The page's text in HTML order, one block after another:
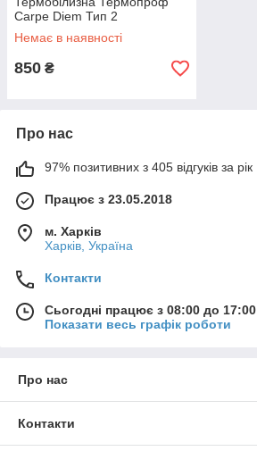
Carpe Diem Тип 2
Немає в наявності
850 ₴
Про нас
97% позитивних з 405 відгуків за рік
Працює з 23.05.2018
м. Харків
Харків, Україна
Контакти
Сьогодні працює з 08:00 до 17:00
Показати весь графік роботи
Про нас
Контакти